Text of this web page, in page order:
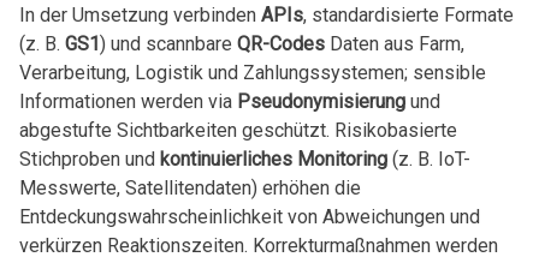
In der Umsetzung verbinden APIs, standardisierte Formate
(z. B. GS1) und scannbare QR-CodesDaten aus Farm,
Verarbeitung, Logistik und Zahlungssystemen; sensible
Informationen werden via Pseudonymisierungund
abgestufte Sichtbarkeiten geschützt. Risikobasierte
Stichproben und kontinuierliches Monitoring(z. B. IoT-
Messwerte, Satellitendaten) erhöhen die
Entdeckungswahrscheinlichkeit von Abweichungen und
verkürzen Reaktionszeiten. Korrekturmaßnahmen werden